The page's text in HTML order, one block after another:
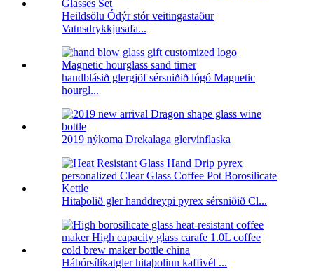
Heildsölu Ódýr stór veitingastaður
Vatnsdrykkjusafa...
handblásið glergjöf sérsniðið lógó Magnetic
hourgl...
2019 nýkoma Drekalaga glervínflaska
Hitaþolið gler handdreypi pyrex sérsniðið Cl...
Hábórsílíkatgler hitaþolinn kaffivél ...